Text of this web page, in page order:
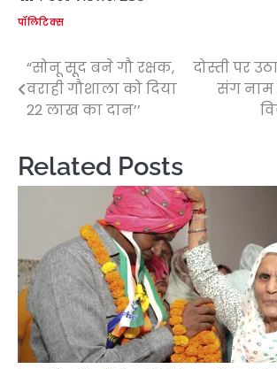
पॉलिटिक्स
Post
navigation
“सोनू सूद बने गौ रक्षक,
वराही गौशाला को दिया
22 लाख का दान’’
दोस्ती पर
संग नाम
Related Posts